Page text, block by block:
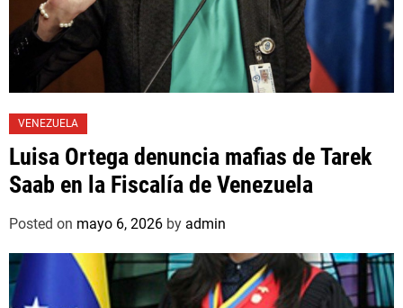
VENEZUELA
Luisa Ortega denuncia mafias de Tarek
Saab en la Fiscalía de Venezuela
Posted on mayo 6, 2026 by admin